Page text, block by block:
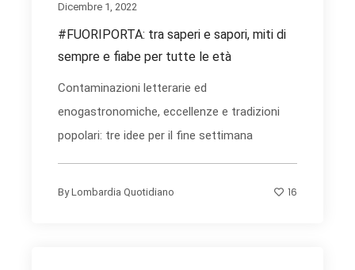
Dicembre 1, 2022
#FUORIPORTA: tra saperi e sapori, miti di
sempre e fiabe per tutte le età
Contaminazioni letterarie ed
enogastronomiche, eccellenze e tradizioni
popolari: tre idee per il fine settimana
ByLombardia Quotidiano 16